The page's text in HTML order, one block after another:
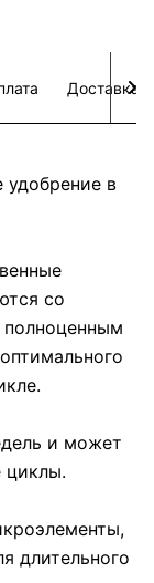
Доставка
удобрение в
со
полноценным
и может
циклы.
длительного